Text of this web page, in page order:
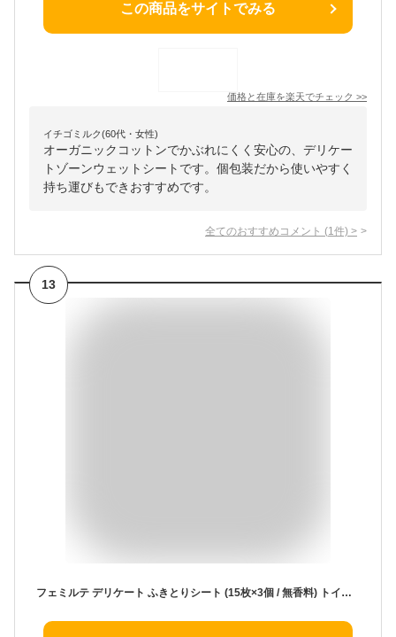
この商品をサイトでみる
価格と在庫を楽天でチェック >>
イチゴミルク(60代・女性)
オーガニックコットンでかぶれにくく安心の、デリケー
トゾーンウェットシートです。個包装だから使いやすく
持ち運びもできおすすめです。
全てのおすすめコメント (1 件) >
13
フェミルテ デリケート ふきとりシート (15枚×3個 / 無香料) トイレに流せる デリケートゾーン ウェットシート (持ち運び/旅行/携帯/防災) 弱酸性 低刺激 拭き取り